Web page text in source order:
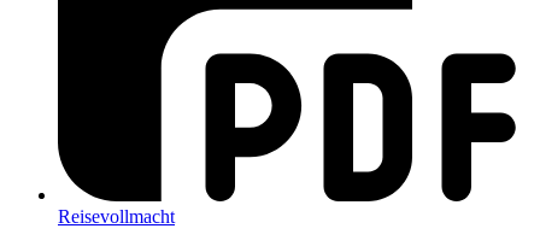
Reisevollmacht